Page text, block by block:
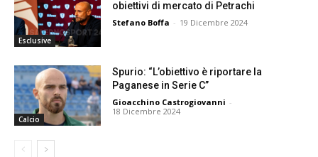
Esclusive
obiettivi di mercato di Petrachi
Stefano Boffa - 19 Dicembre 2024
Calcio
Spurio: “L’obiettivo è riportare la
Paganese in Serie C”
Gioacchino Castrogiovanni -
18 Dicembre 2024